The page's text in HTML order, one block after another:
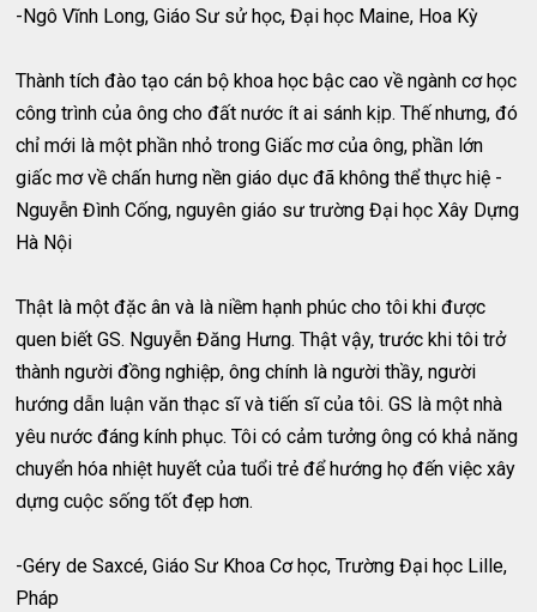
-Ngô Vĩnh Long, Giáo Sư sử học, Đại học Maine, Hoa Kỳ
Thành tích đào tạo cán bộ khoa học bậc cao về ngành cơ học
công trình của ông cho đất nước ít ai sánh kịp. Thế nhưng, đó
chỉ mới là một phần nhỏ trong Giấc mơ của ông, phần lớn
giấc mơ về chấn hưng nền giáo dục đã không thể thực hiệ -
Nguyễn Đình Cống, nguyên giáo sư trường Đại học Xây Dựng
Hà Nội
Thật là một đặc ân và là niềm hạnh phúc cho tôi khi được
quen biết GS. Nguyễn Đăng Hưng. Thật vậy, trước khi tôi trở
thành người đồng nghiệp, ông chính là người thầy, người
hướng dẫn luận văn thạc sĩ và tiến sĩ của tôi. GS là một nhà
yêu nước đáng kính phục. Tôi có cảm tưởng ông có khả năng
chuyển hóa nhiệt huyết của tuổi trẻ để hướng họ đến việc xây
dựng cuộc sống tốt đẹp hơn.
-Géry de Saxcé, Giáo Sư Khoa Cơ học, Trường Đại học Lille,
Pháp